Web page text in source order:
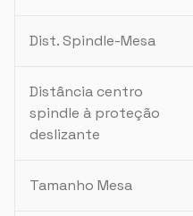
Dist. Spindle-Mesa
Distância centro
spindle à proteção
deslizante
Tamanho Mesa